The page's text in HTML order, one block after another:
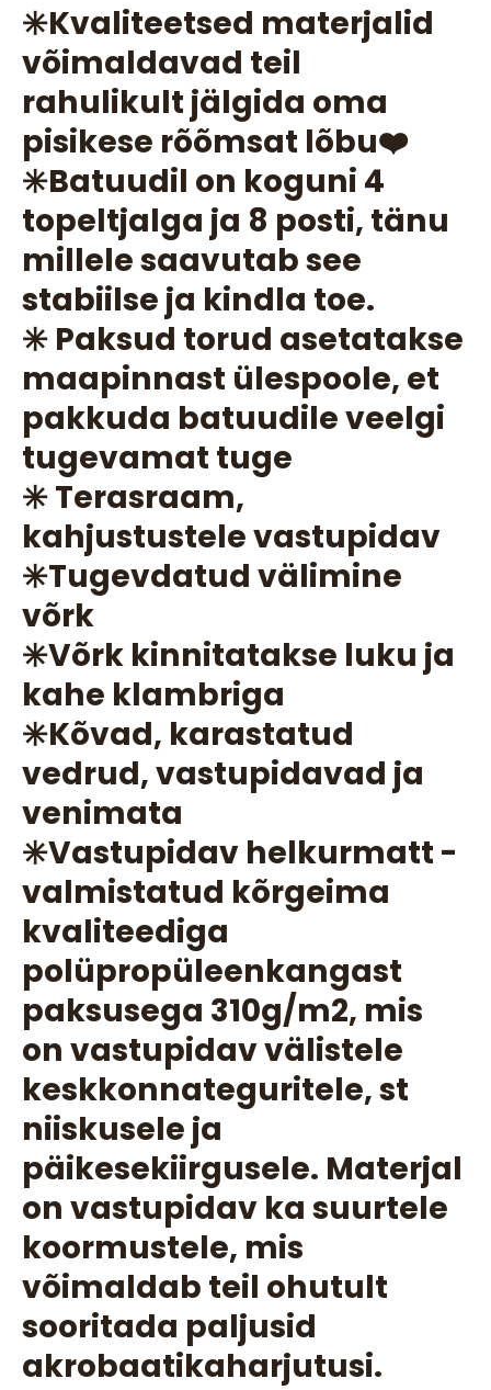
✳️Kvaliteetsed materjalid
võimaldavad teil
rahulikult jälgida oma
pisikese rõõmsat lõbu❤️
✳️Batuudil on koguni 4
topeltjalga ja 8 posti, tänu
millele saavutab see
stabiilse ja kindla toe.
✳️ Paksud torud asetatakse
maapinnast ülespoole, et
pakkuda batuudile veelgi
tugevamat tuge
✳️ Terasraam,
kahjustustele vastupidav
✳️Tugevdatud välimine
võrk
✳️Võrk kinnitatakse luku ja
kahe klambriga
✳️Kõvad, karastatud
vedrud, vastupidavad ja
venimata
✳️Vastupidav helkurmatt -
valmistatud kõrgeima
kvaliteediga
polüpropüleenkangast
paksusega 310g/m2, mis
on vastupidav välistele
keskkonnateguritele, st
niiskusele ja
päikesekiirgusele. Materjal
on vastupidav ka suurtele
koormustele, mis
võimaldab teil ohutult
sooritada paljusid
akrobaatikaharjutusi.